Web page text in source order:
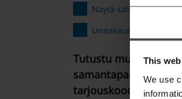
This
We use
Näytä sähköposti
Lineakauniskoti.fi
Tutustu muihin
samantapaisiin ​​
tarjouskoodeihin